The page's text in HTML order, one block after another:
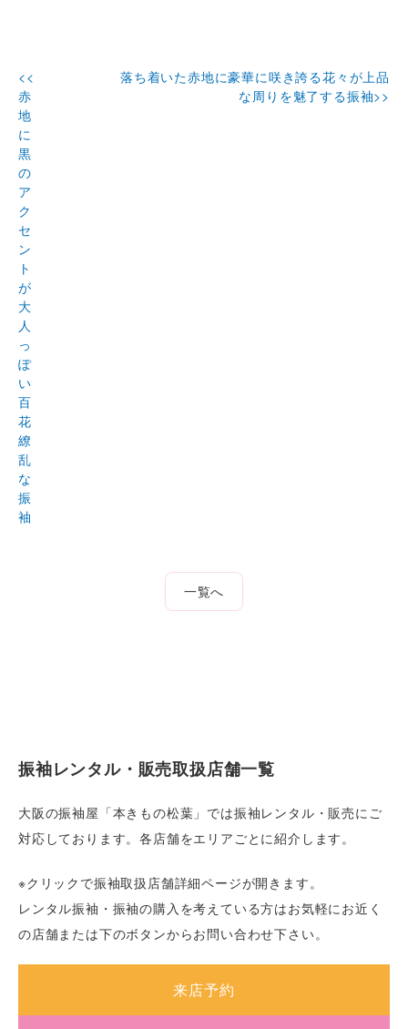
<<
赤
地
に
黒
の
ア
ク
セ
ン
ト
が
大
人
っ
ぽ
い
百
花
繚
乱
な
振
袖
落ち着いた赤地に豪華に咲き誇る花々が上品
な周りを魅了する振袖>>
一覧へ
振袖レンタル・販売取扱店舗一覧
大阪の振袖屋「本きもの松葉」では振袖レンタル・販売にご
対応しております。各店舗をエリアごとに紹介します。
※クリックで振袖取扱店舗詳細ページが開きます。
レンタル振袖・振袖の購入を考えている方はお気軽にお近く
の店舗または下のボタンからお問い合わせ下さい。
来店予約